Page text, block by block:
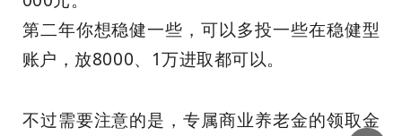
第二年你想稳健一些，可以多投一些在稳健型
账户，放8000、1万进取都可以。
不过需要注意的是，专属商业养老金的领取金